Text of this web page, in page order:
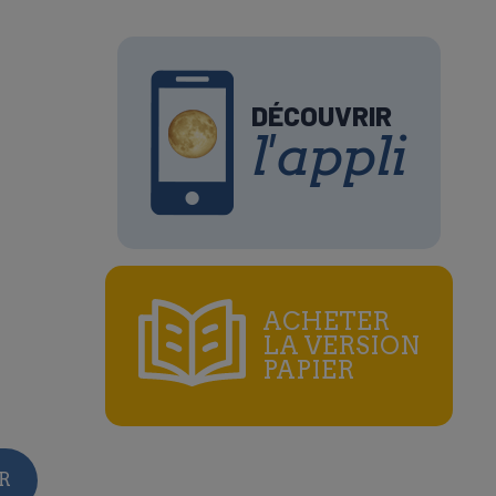
DÉCOUVRIR
l'appli
ACHETER
LA VERSION
PAPIER